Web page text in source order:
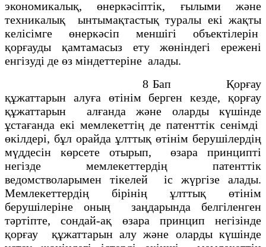
экономикалық, өнеркәсіптік, ғылыми және
техникалық ынтымақтастық туралы екі жақты
келісімге өнеркәсіп меншігі объектілерін
қорғауды қамтамасыз ету жөніндегі ережені
енгізуді де өз міндеттеріне алады.
8 Бап Қорғау
құжаттарын алуға өтінім берген кезде, қорғау
құжаттарын алғанда және оларды күшінде
ұстағанда екі мемлекеттің де патенттік сенімді
өкілдері, бұл орайда ұлттық өтінім берушілердің
мүддесін көрсете отырып, өзара принципті
негізде мемлекеттердің патенттік
ведомстволарымен тікелей іс жүргізе алады.
Мемлекеттердің бірінің ұлттық өтінім
берушілеріне оның заңдарында белгіленген
тәртіпте, сондай-ақ өзара принцип негізінде
қорғау құжаттарын алу және оларды күшінде